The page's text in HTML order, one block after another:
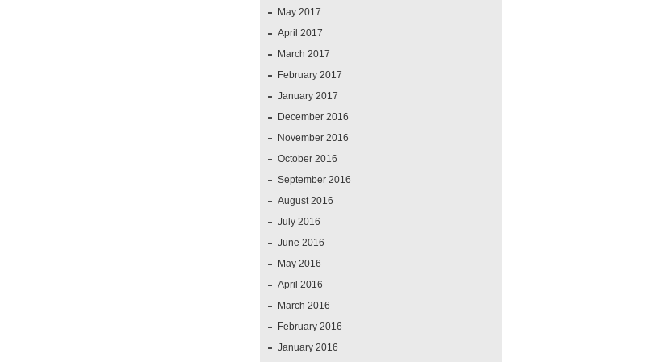
May 2017
April 2017
March 2017
February 2017
January 2017
December 2016
November 2016
October 2016
September 2016
August 2016
July 2016
June 2016
May 2016
April 2016
March 2016
February 2016
January 2016